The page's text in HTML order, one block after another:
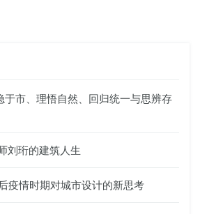
于市、理悟自然、回归统一与思辨存
刘珩的建筑人生
疫情时期对城市设计的新思考